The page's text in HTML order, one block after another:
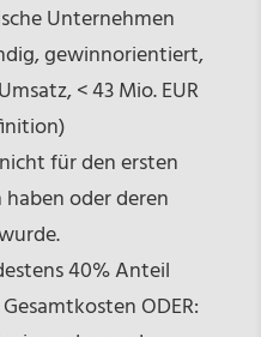
Unternehmen
gewinnorientiert,
< 43 Mio. EUR
für den ersten
oder deren
40% Anteil
ODER: